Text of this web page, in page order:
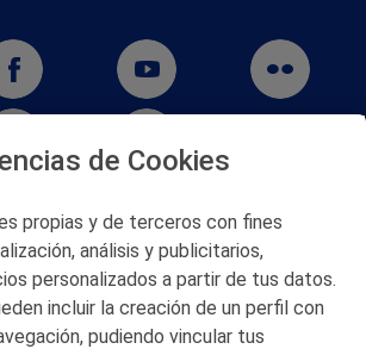
Martín 5-Edificio Muñatones,
48550 Muskiz (Bizkaia)
Telf. 946 357 000
© 2026 Petronor S.A.
de Cookies
propias y de terceros con fines
análisis y publicitarios,
personalizados a partir de tus datos.
incluir la creación de un perfil con
pudiendo vincular tus